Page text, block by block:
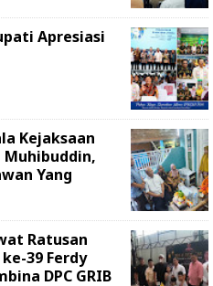
Apresiasi
Kejaksaan
Yang
Ratusan
39 Ferdy
DPC GRIB